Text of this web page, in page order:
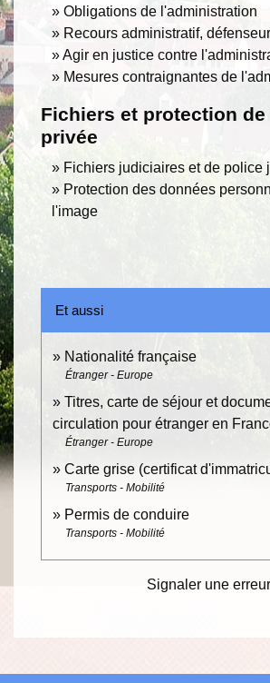
Obligations de l'administration
Recours administratif,
Agir en justice contre
Mesures contraignantes de
Fichiers et protection de
privée
Fichiers judiciaires et de police
Protection des données
l'image
Et aussi
Nationalité française
Étranger - Europe
Titres, carte de séjour et
circulation pour étranger en
Étranger - Europe
Carte grise (certificat
Transports - Mobilité
Permis de conduire
Transports - Mobilité
Signaler une